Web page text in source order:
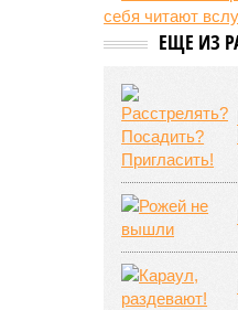
06/08
ЕЩЕ ИЗ